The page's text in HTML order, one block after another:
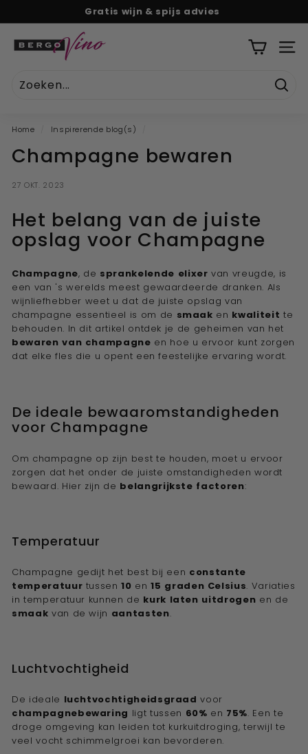
tekst
Pauze
Gratis wijn & spijs advies
B
e
g
V
i
n
o
w
o
n
l
i
n
e
w
i
a
d
v
i
s
r''
Home Inspirerende blog(s)
Champagne bewaren
27 OKT. 2023
Het belang van de juiste
opslag voor Champagne
Champagne, de sprankelende elixer van vreugde, is
een van 's werelds meest gewaardeerde dranken. Als
wijnliefhebber weet u dat de juiste opslag van
champagne essentieel is om de smaak en kwaliteit te
behouden. In dit artikel ontdek je de geheimen van het
bewaren van champagne en hoe u ervoor kunt zorgen
dat elke fles die u opent een feestelijke ervaring wordt.
De ideale bewaaromstandigheden
voor Champagne
Om champagne op zijn best te houden, moet u ervoor
zorgen dat het onder de juiste omstandigheden wordt
bewaard. Hier zijn de belangrijkste factoren:
Temperatuur
Champagne gedijt het best bij een constante
temperatuur tussen10 en15 graden Celsius. Variaties
in temperatuur kunnen de kurk laten uitdrogen en de
smaak van de wijn aantasten.
Luchtvochtigheid
De ideale luchtvochtigheidsgraad voor
champagnebewaring ligt tussen 60% en 75%. Een te
droge omgeving kan leiden tot kurkuitdroging, terwijl te
veel vocht schimmelgroei kan bevorderen.